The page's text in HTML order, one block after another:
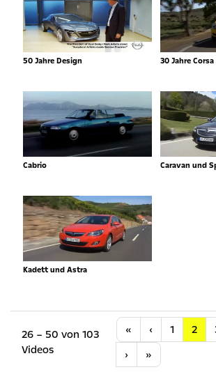
50 Jahre Design 30 Jahre Corsa
Cabrio Caravan und
Kadett und Astra
26 – 50 von 103
Videos
« Anfang
‹ Vorherige
1 2
›Nächste
»